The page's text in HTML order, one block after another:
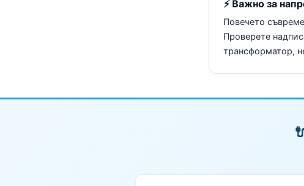
⚡ Важно за
Повечето
Проверете
трансформатор,